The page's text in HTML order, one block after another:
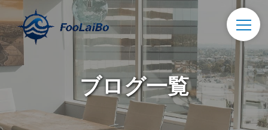
ブログ一覧